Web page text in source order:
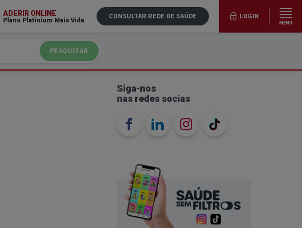
ADERIR ONLINE
Plano Platinium Mais Vida
CONSULTAR REDE DE SAÚDE LOGIN
MENU
PESQUISAR
Siga-nos
nas redes socias